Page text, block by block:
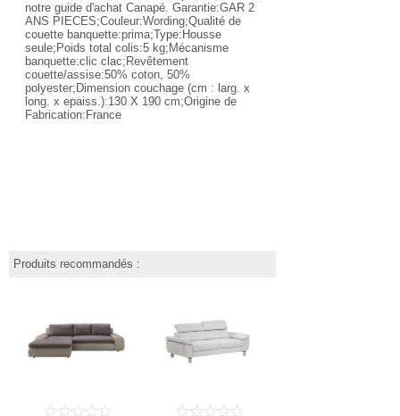
notre guide d'achat Canapé. Garantie:GAR 2
ANS PIECES;Couleur:Wording;Qualité de
couette banquette:prima;Type:Housse
seule;Poids total colis:5 kg;Mécanisme
banquette:clic clac;Revêtement
couette/assise:50% coton, 50%
polyester;Dimension couchage (cm : larg. x
long. x epaiss.):130 X 190 cm;Origine de
Fabrication:France
Produits recommandés :